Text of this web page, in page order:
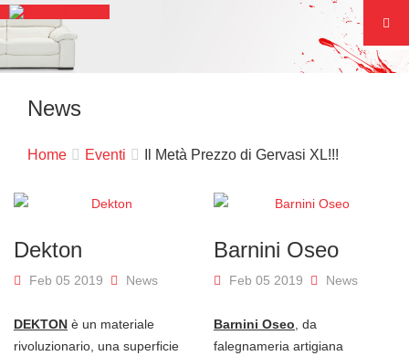
News
Home Eventi Il Metà Prezzo di Gervasi XL!!!
Dekton
Feb 05 2019 News
DEKTON è un materiale
rivoluzionario, una superficie
Barnini Oseo
Feb 05 2019 News
Barnini Oseo , da
falegnameria artigiana